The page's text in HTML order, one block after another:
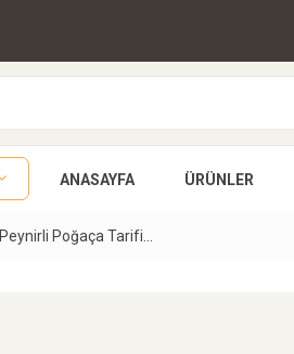
ANASAYFA ÜRÜNLER
Peynirli Poğaça Tarifi...